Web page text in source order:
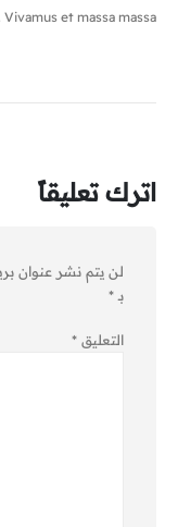
et massa massa.
اترك تعليقاً
لن يتم نشر عنوان
بـ*
التعليق *